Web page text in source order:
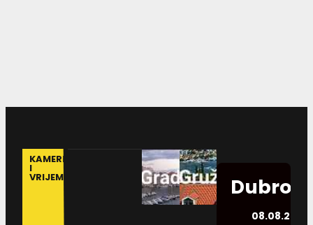
KAMERE
I
VRIJEME
08.08.2026.